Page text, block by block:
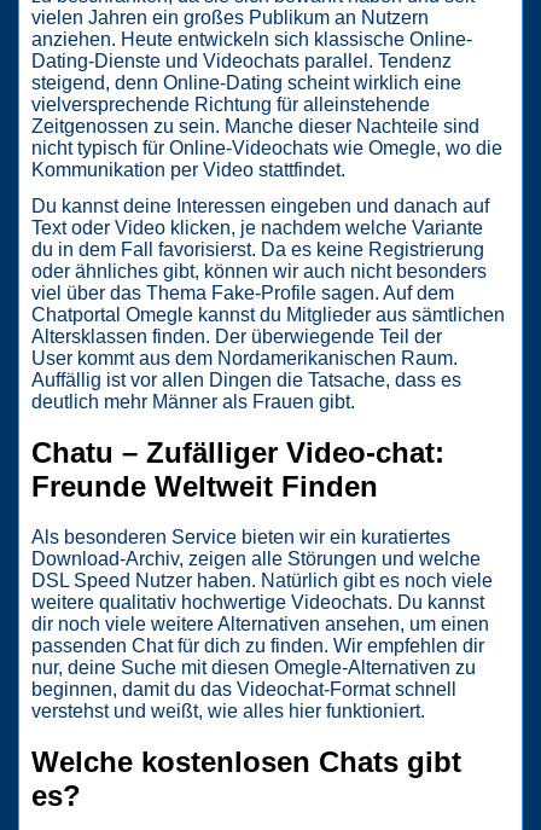
vielen Jahren ein großes Publikum an Nutzern
anziehen. Heute entwickeln sich klassische Online-
Dating-Dienste und Videochats parallel. Tendenz
steigend, denn Online-Dating scheint wirklich eine
vielversprechende Richtung für alleinstehende
Zeitgenossen zu sein. Manche dieser Nachteile sind
nicht typisch für Online-Videochats wie Omegle, wo die
Kommunikation per Video stattfindet.
Du kannst deine Interessen eingeben und danach auf
Text oder Video klicken, je nachdem welche Variante
du in dem Fall favorisierst. Da es keine Registrierung
oder ähnliches gibt, können wir auch nicht besonders
viel über das Thema Fake-Profile sagen. Auf dem
Chatportal Omegle kannst du Mitglieder aus sämtlichen
Altersklassen finden. Der überwiegende Teil der
User kommt aus dem Nordamerikanischen Raum.
Auffällig ist vor allen Dingen die Tatsache, dass es
deutlich mehr Männer als Frauen gibt.
Chatu – Zufälliger Video-chat:
Freunde Weltweit Finden
Als besonderen Service bieten wir ein kuratiertes
Download-Archiv, zeigen alle Störungen und welche
DSL Speed Nutzer haben. Natürlich gibt es noch viele
weitere qualitativ hochwertige Videochats. Du kannst
dir noch viele weitere Alternativen ansehen, um einen
passenden Chat für dich zu finden. Wir empfehlen dir
nur, deine Suche mit diesen Omegle-Alternativen zu
beginnen, damit du das Videochat-Format schnell
verstehst und weißt, wie alles hier funktioniert.
Welche kostenlosen Chats gibt
es?